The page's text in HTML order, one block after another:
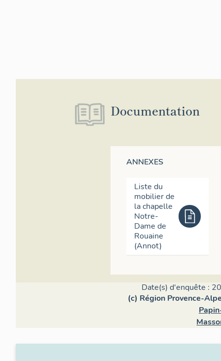
Documentation
ANNEXES
Liste du
mobilier de
la chapelle
Notre-
Dame de
Rouaine
(Annot)
Date(s) d'enquête :
(c) Région Provence-